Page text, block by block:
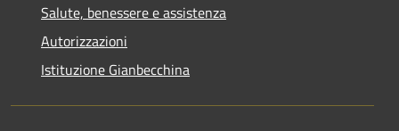
Salute, benessere e assistenza
Autorizzazioni
Istituzione Gianbecchina